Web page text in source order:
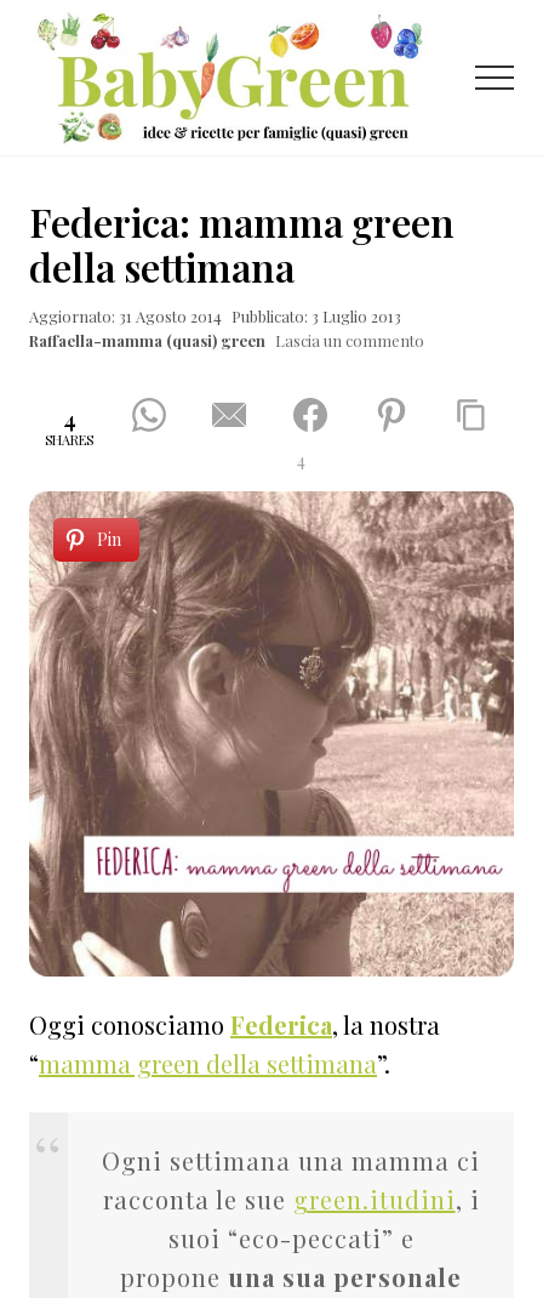
Menu
Passa
contenuto
principale
Passa
laterale
primaria
Passa
ricette
per
famiglie
Menu
Federica: mamma green
della settimana
Aggiornato: 31 Agosto 2014 Pubblicato: 3 Luglio 2013
Raffaella-mamma (quasi) green Lascia un commento
4
SHARES
4
Pin
Oggi conosciamo Federica, la nostra
“mamma green della settimana”.
Ogni settimana una mamma ci
racconta le sue green.itudini, i
suoi “eco-peccati” e
propone una sua personale